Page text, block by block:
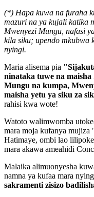
(*) Hapa kuwa na furaha
mazuri na ya kujali katika
Mwenyezi Mungu, nafasi
kila siku; upendo mkubwa
nyingi.
Maria alisema pia
ninataka tuwe na
Mungu na kumpa,
maisha yetu ya siku za
rahisi kwa wote!
Watoto walimwomba
mara moja kufanya
Hatimaye, ombi lao
mara akawa ameahidi
Malaika alimuonyesha
namna ya kufaa mara
sakramenti zisizo